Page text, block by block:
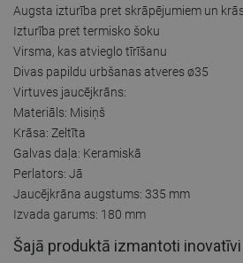
Augsta izturība pret skrāpējumiem un
Izturība pret termisko šoku
Virsma, kas atvieglo tīrīšanu
Divas papildu urbšanas atveres ø35
Virtuves jaucējkrāns:
Materiāls: Misiņš
Krāsa: Zeltīta
Galvas daļa: Keramiskā
Perlators: Jā
Jaucējkrāna augstums: 335 mm
Izvada garums: 180 mm
Šajā produktā izmantoti